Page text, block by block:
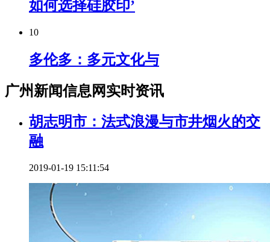
如何选择硅胶印’
10
多伦多：多元文化与
广州新闻信息网实时资讯
胡志明市：法式浪漫与市井烟火的交
融
2019-01-19 15:11:54